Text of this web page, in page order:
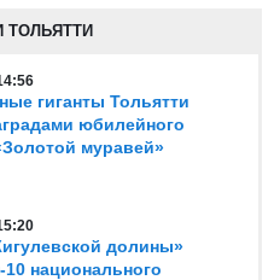
ТОЛЬЯТТИ
гиганты Тольятти
юбилейного
муравей»
долины»
национального